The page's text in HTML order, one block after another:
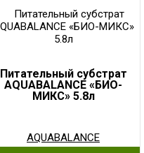
Питательный субстрат
AQUABALANCE «БИО-
МИКС» 5.8л
AQUABALANCE